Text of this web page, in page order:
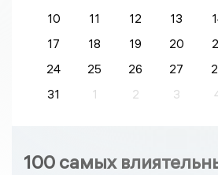
10
11 12 13
17
18 19 20
24
25 26 27
31
1 2 3
100 самых